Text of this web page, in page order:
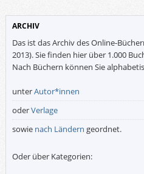
ARCHIV
Das ist das Archiv des Online-
2013). Sie finden hier über 1.000
Nach Büchern können Sie
unterAutor*innen
oderVerlage
sowie nach Ländern geordnet.
Oder über Kategorien: